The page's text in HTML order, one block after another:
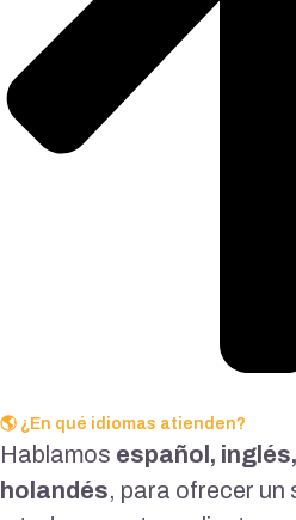
🌎 ¿En qué idiomas atienden?
Hablamos español,
holandés, para ofrecer un